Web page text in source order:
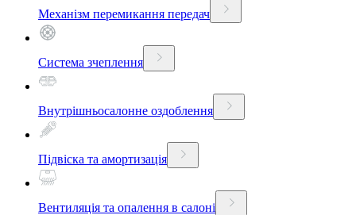
Механізм перемикання передач
Система зчеплення
Внутрішньосалонне оздоблення
Підвіска та амортизація
Вентиляція та опалення в салоні